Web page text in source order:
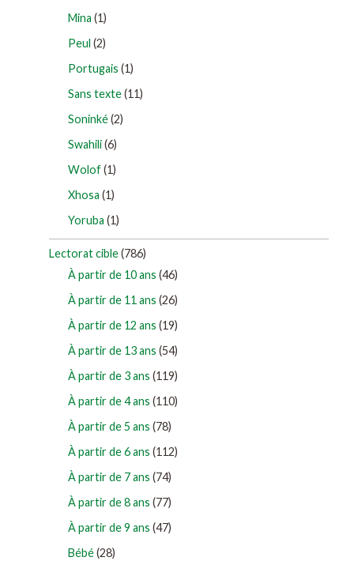
Mina (1)
Peul (2)
Portugais (1)
Sans texte(11)
Soninké(2)
Swahili(6)
Wolof(1)
Xhosa (1)
Yoruba (1)
Lectorat cible(786)
À partir de 10 ans (46)
À partir de 11 ans (26)
À partir de 12 ans (19)
À partir de 13 ans (54)
À partir de 3 ans (119)
À partir de 4 ans (110)
À partir de 5 ans (78)
À partir de 6 ans (112)
À partir de 7 ans (74)
À partir de 8 ans (77)
À partir de 9 ans (47)
Bébé(28)